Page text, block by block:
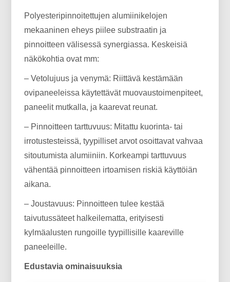
Polyesteripinnoitettujen alumiinikelojen
mekaaninen eheys piilee substraatin ja
pinnoitteen välisessä synergiassa. Keskeisiä
näkökohtia ovat mm:
– Vetolujuus ja venymä: Riittävä kestämään
ovipaneeleissa käytettävät muovaustoimenpiteet,
paneelit mutkalla, ja kaarevat reunat.
– Pinnoitteen tarttuvuus: Mitattu kuorinta- tai
irrotustesteissä, tyypilliset arvot osoittavat vahvaa
sitoutumista alumiiniin. Korkeampi tarttuvuus
vähentää pinnoitteen irtoamisen riskiä käyttöiän
aikana.
– Joustavuus: Pinnoitteen tulee kestää
taivutussäteet halkeilematta, erityisesti
kylmäalusten rungoille tyypillisille kaareville
paneeleille.
Edustavia ominaisuuksia